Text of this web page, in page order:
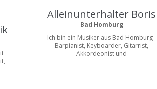
Alleinunterhalter Boris
Bad Homburg
Ich bin ein Musiker aus Bad Homburg -
Barpianist, Keyboarder, Gitarrist,
Akkordeonist und